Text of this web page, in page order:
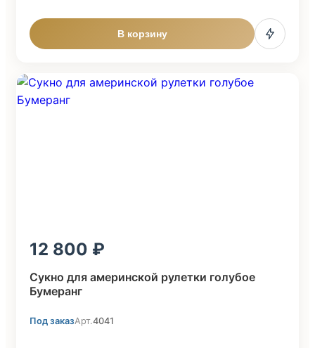
В корзину
12 800
Сукно для америнской рулетки голубое
Бумеранг
Под заказАрт.4041